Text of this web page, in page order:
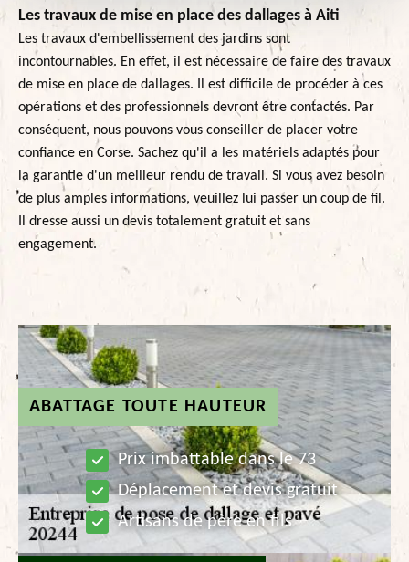
ABATTAGE TOUTE HAUTEUR
Prix imbattable dans le 73
Déplacement et devis gratuit
Artisans de père en fils
Les travaux de mise en place des dallages à Aiti
Les travaux d'embellissement des jardins sont
incontournables. En effet, il est nécessaire de faire des travaux
de mise en place de dallages. Il est difficile de procéder à ces
opérations et des professionnels devront être contactés. Par
conséquent, nous pouvons vous conseiller de placer votre
confiance en Corse. Sachez qu'il a les matériels adaptés pour
la garantie d'un meilleur rendu de travail. Si vous avez besoin
de plus amples informations, veuillez lui passer un coup de fil.
Il dresse aussi un devis totalement gratuit et sans
engagement.